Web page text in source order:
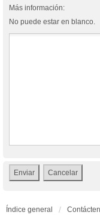
Más información:
No puede estar en blanco.
Índice general